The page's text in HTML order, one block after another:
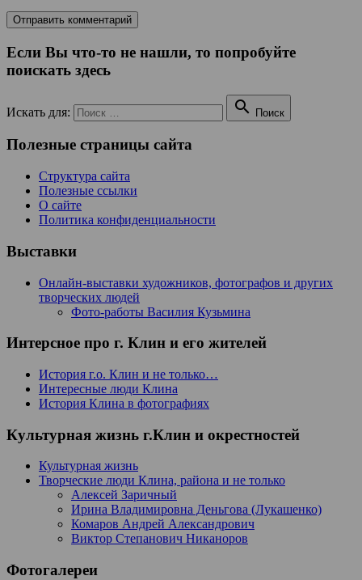
Если Вы что-то не нашли, то попробуйте
поискать здесь
Искать для:  Поиск
Полезные страницы сайта
Структура сайта
Полезные ссылки
О сайте
Политика конфиденциальности
Выставки
Онлайн-выставки художников, фотографов и других
творческих людей
Фото-работы Василия Кузьмина
Интерсное про г. Клин и его жителей
История г.о. Клин и не только…
Интересные люди Клина
История Клина в фотографиях
Культурная жизнь г.Клин и окрестностей
Культурная жизнь
Творческие люди Клина, района и не только
Алексей Заричный
Ирина Владимировна Деньгова (Лукашенко)
Комаров Андрей Александрович
Виктор Степанович Никаноров
Фотогалереи